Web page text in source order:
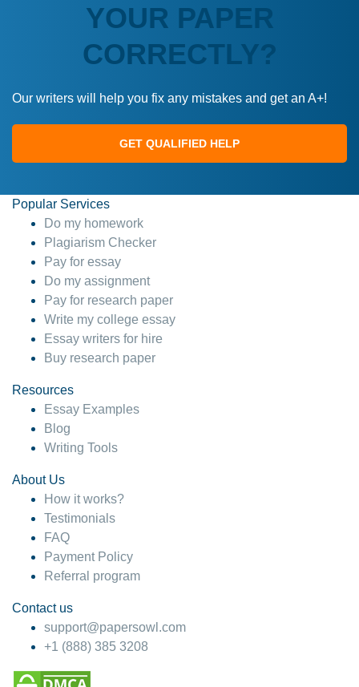
YOUR PAPER
CORRECTLY?
Our writers will help you fix any mistakes and get an A+!
GET QUALIFIED HELP
Popular Services
Do my homework
Plagiarism Checker
Pay for essay
Do my assignment
Pay for research paper
Write my college essay
Essay writers for hire
Buy research paper
Resources
Essay Examples
Blog
Writing Tools
About Us
How it works?
Testimonials
FAQ
Payment Policy
Referral program
Contact us
support@papersowl.com
+1 (888) 385 3208